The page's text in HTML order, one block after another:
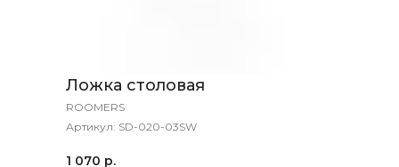
Ложка столовая
ROOMERS
Артикул: SD-020-03SW
1 070 р.